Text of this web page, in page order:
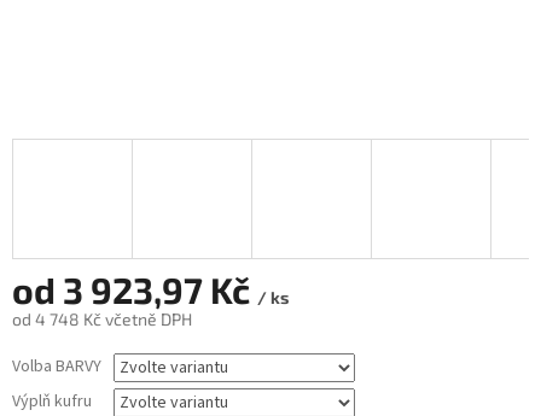
od 3 923,97 Kč / ks
od 4 748 Kč včetně DPH
cena:
Volba BARVY
Výplň kufru